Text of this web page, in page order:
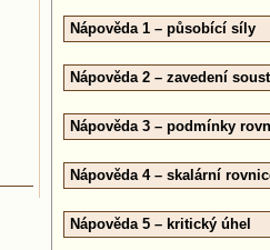
Nápověda 1 – působící síly
Nápověda 2 – zavedení
Nápověda 3 – podmínky
Nápověda 4 – skalární
Nápověda 5 – kritický úhel